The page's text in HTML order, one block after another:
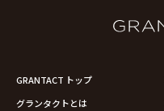
GRANTACT トップ
グランタクトとは